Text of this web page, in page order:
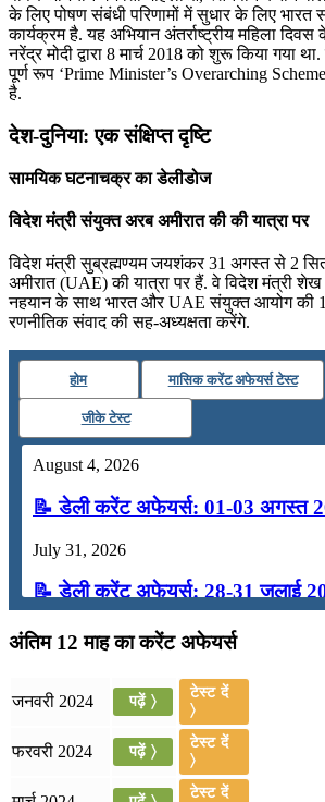
के लिए पोषण संबंधी परिणामों में सुधार के लिए भारत
कार्यक्रम है. यह अभियान अंतर्राष्ट्रीय महिला
नरेंद्र मोदी द्वारा 8 मार्च 2018 को शुरू किया गया
पूर्ण रूप ‘Prime Minister’s Overarching
है.
देश-दुनिया: एक संक्षिप्त दृष्टि
सामयिक घटनाचक्र का डेलीडोज
विदेश मंत्री संयुक्त अरब अमीरात की की यात्रा पर
विदेश मंत्री सुब्रह्मण्‍यम जयशंकर 31 अगस्त से 2
अमीरात (UAE) की यात्रा पर हैं. वे विदेश मंत्री
नहयान के साथ भारत और UAE संयुक्‍त आयोग की
रणनीतिक संवाद की सह-अध्‍यक्षता करेंगे.
होम मासिक करेंट अफेयर्स टेस्ट
जीके टेस्ट
August 4, 2026
📝 डेली करेंट अफेयर्स: 01-03 अगस्त
July 31, 2026
📝 डेली करेंट अफेयर्स: 28-31 जुलाई
July 28, 2026
📝 डेली करेंट अफेयर्स: 25-27 जुलाई
July 25, 2026
📝 डेली करेंट अफेयर्स: 22-24 जुलाई
अंतिम 12 माह का करेंट अफेयर्स
जनवरी 2024 पढ़ें 〉
टेस्ट दें
〉
फरवरी 2024 पढ़ें 〉
टेस्ट दें
〉
टेस्ट दें